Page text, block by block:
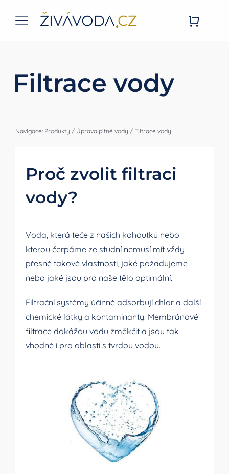
Toggle
Živá Voda
Blog
Kontakt
Filtrace vody
Navigace: Produkty / Úprava pitné vody / Filtrace vody
Proč zvolit filtraci
vody?
Voda, která teče z našich kohoutků nebo
kterou čerpáme ze studní nemusí mít vždy
přesně takové vlastnosti, jaké požadujeme
nebo jaké jsou pro naše tělo optimální.
Filtrační systémy účinně adsorbují chlor a další
chemické látky a kontaminanty. Membránové
filtrace dokážou vodu změkčit a jsou tak
vhodné i pro oblasti s tvrdou vodou.